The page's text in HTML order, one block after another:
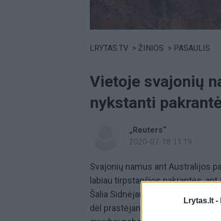
Lrytas.lt -
LRYTAS.TV > ŽINIOS > PASAULIS
Vietoje svajonių
nykstanti
„Reuters“
2020-07-18 11:19
Svajonių namus ant Australijos
labiau tirpstančios pakrantės,
Šalia Sidnėjaus esančio
dėl prastėjančios situacijos jie